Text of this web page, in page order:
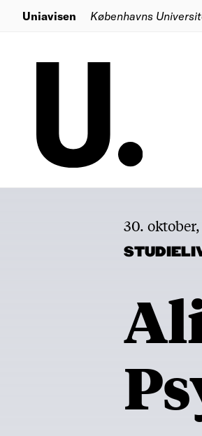
Uniavisen Københavns
30. oktober,